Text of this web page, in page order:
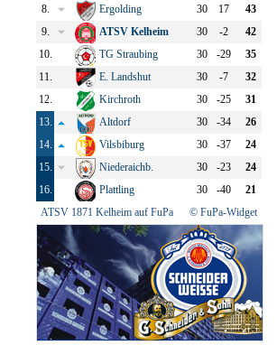
8.
Ergolding 30 17
43
9.
ATSV Kelheim 30 -2
42
10.
TG Straubing 30 -29
35
11.
E. Landshut 30 -7
32
12.
Kirchroth 30 -25
31
13.
Altdorf 30 -34
26
14.
Vilsbiburg 30 -37
24
15.
Niederaichb. 30 -23
24
16.
Plattling 30 -40
21
ATSV 1871 Kelheim auf FuPa
© FuPa-Widget